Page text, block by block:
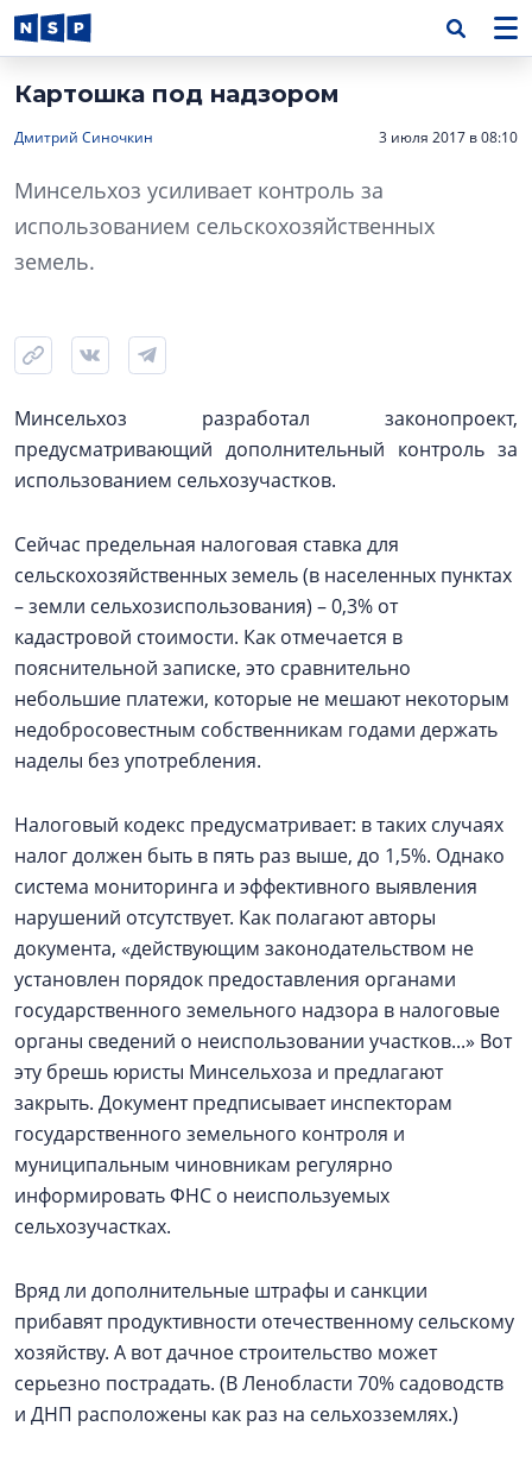
Картошка под надзором
Дмитрий Синочкин 3 июля 2017 в 08:10
Минсельхоз усиливает контроль за
использованием сельскохозяйственных
земель.
Минсельхоз разработал законопроект,
предусматривающий дополнительный контроль за
использованием сельхозучастков.
Сейчас предельная налоговая ставка для
сельскохозяйственных земель (в населенных пунктах
– земли сельхозиспользования) – 0,3% от
кадастровой стоимости. Как отмечается в
пояснительной записке, это сравнительно
небольшие платежи, которые не мешают некоторым
недобросовестным собственникам годами держать
наделы без употребления.
Налоговый кодекс предусматривает: в таких случаях
налог должен быть в пять раз выше, до 1,5%. Однако
система мониторинга и эффективного выявления
нарушений отсутствует. Как полагают авторы
документа, «действующим законодательством не
установлен порядок предоставления органами
государственного земельного надзора в налоговые
органы сведений о неиспользовании участков...» Вот
эту брешь юристы Минсельхоза и предлагают
закрыть. Документ предписывает инспекторам
государственного земельного контроля и
муниципальным чиновникам регулярно
информировать ФНС о неиспользуемых
сельхозучастках.
Вряд ли дополнительные штрафы и санкции
прибавят продуктивности отечественному сельскому
хозяйству. А вот дачное строительство может
серьезно пострадать. (В Ленобласти 70% садоводств
и ДНП расположены как раз на сельхозземлях.)